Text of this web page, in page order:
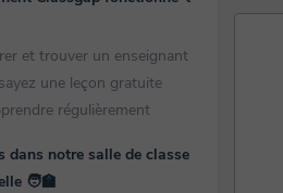
et trouver un enseignant
une leçon gratuite
régulièrement
dans notre salle de classe
🧑‍🏫